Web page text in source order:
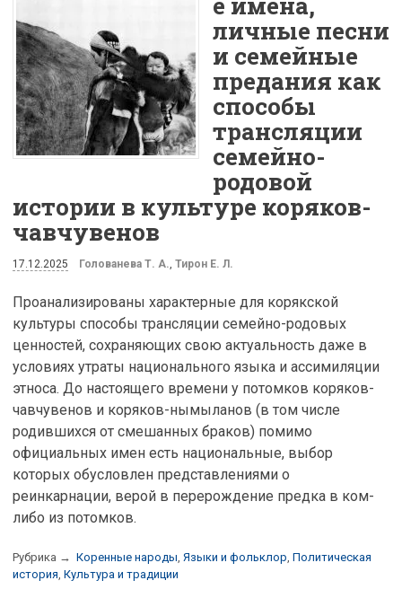
личные песни
и семейные
предания как
способы
трансляции
семейно-
родовой
истории в культуре коряков-
чавчувенов
17.12.2025 Голованева Т. А., Тирон Е. Л.
Проанализированы характерные для корякской
культуры способы трансляции семейно-родовых
ценностей, сохраняющих свою актуальность даже в
условиях утраты национального языка и ассимиляции
этноса. До настоящего времени у потомков коряков-
чавчувенов и коряков-нымыланов (в том числе
родившихся от смешанных браков) помимо
официальных имен есть национальные, выбор
которых обусловлен представлениями о
реинкарнации, верой в перерождение предка в ком-
либо из потомков.
Рубрика → Коренные народы Языки и фольклор Политическая
история Культура и традиции